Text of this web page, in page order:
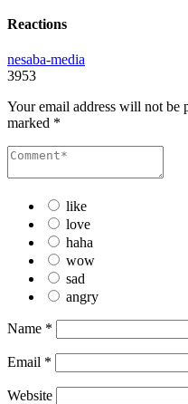
Reactions
nesaba-media
3953
Your email address will not be
marked *
like
love
haha
wow
sad
angry
Name *
Email *
Website